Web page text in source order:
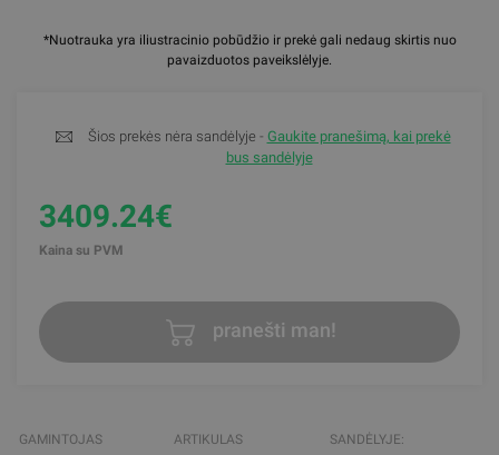
*Nuotrauka yra iliustracinio pobūdžio ir prekė gali nedaug skirtis nuo
pavaizduotos paveikslėlyje.
Šios prekės nėra sandėlyje - Gaukite pranešimą, kai prekė
bus sandėlyje
3409.24€
Kaina su PVM
pranešti man!
GAMINTOJAS ARTIKULAS SANDĖLYJE: